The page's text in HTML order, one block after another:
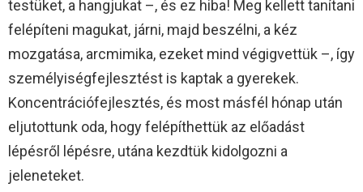
testüket, a hangjukat –, és ez hiba! Meg kellett tanítani
felépíteni magukat, járni, majd beszélni, a kéz
mozgatása, arcmimika, ezeket mind végigvettük –, így
személyiségfejlesztést is kaptak a gyerekek.
Koncentrációfejlesztés, és most másfél hónap után
eljutottunk oda, hogy felépíthettük az előadást
lépésről lépésre, utána kezdtük kidolgozni a
jeleneteket.